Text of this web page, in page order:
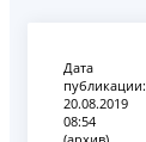
Дата
публикации:
20.08.2019
08:54